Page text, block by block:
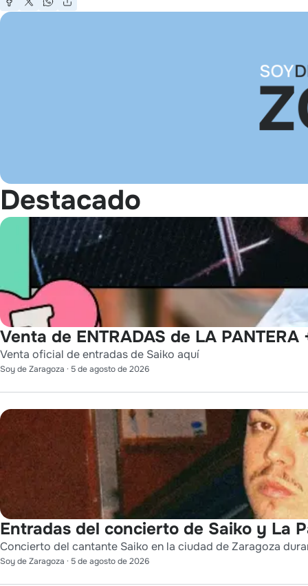
Destacado
Venta de ENTRADAS de LA
Venta oficial de entradas de Saiko aquí
Soy de Zaragoza · 5 de agosto de 2026
Entradas del concierto de Saiko y La
Concierto del cantante Saiko en la ciudad de Zaragoza
Soy de Zaragoza · 5 de agosto de 2026